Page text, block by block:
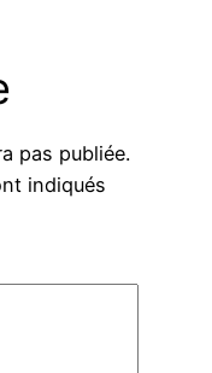
pas publiée.
indiqués